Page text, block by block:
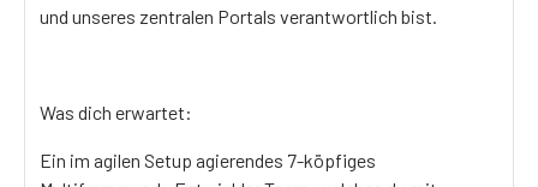
und unseres zentralen Portals verantwortlich bist.
Was dich erwartet:
Ein im agilen Setup agierendes 7-köpfiges